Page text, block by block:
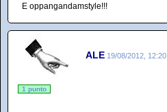
E oppangandamstyle!!!
ALE 19/08/2012, 12:20
1 punto